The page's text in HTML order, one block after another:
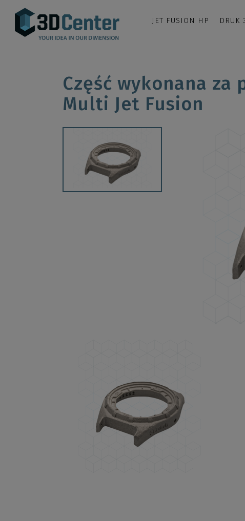
JET FUSION HP DRUK
Część wykonana
Multi Jet Fusion